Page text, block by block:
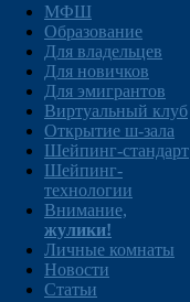
МФШ
Образование
Для владельцев
Для новичков
Для эмигрантов
Виртуальный клуб
Открытие ш-зала
Шейпинг-стандарт
Шейпинг-
технологии
Внимание,
жулики!
Личные комнаты
Новости
Статьи